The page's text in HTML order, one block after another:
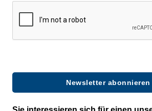
Newsletter abonnieren